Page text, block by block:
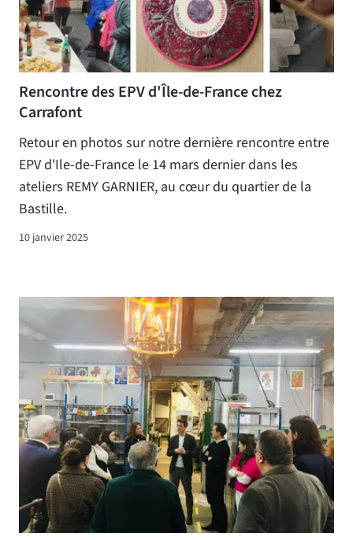
Rencontre des EPV d'Île-de-France chez
Carrafont
Retour en photos sur notre dernière rencontre entre
EPV d'Ile-de-France le 14 mars dernier dans les
ateliers REMY GARNIER, au cœur du quartier de la
Bastille.
10 janvier 2025